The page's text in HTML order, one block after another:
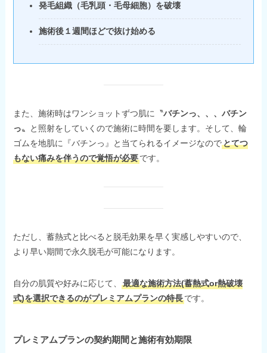
発毛組織（毛乳頭・毛母細胞）を破壊
施術後１週間ほどで抜け始める
また、施術時はワンショットずつ肌に〝バチンっ、、、バチン
っ〟と照射をしていくので施術に時間を要します。そして、輪
ゴムを地肌に『バチンっ』と当てられるイメージなのでとてつ
もない痛みを伴うので覚悟が必要です。
ただし、蓄熱式と比べると脱毛効果を早く実感しやすいので、
より早い期間で永久脱毛が可能になります。
自分の肌質や好みに応じて、最適な施術方法(蓄熱式or熱破壊
式)を選択できるのがプレミアムプランの特長です。
プレミアムプランの契約期間と施術有効期限